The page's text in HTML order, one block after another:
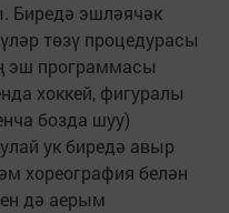
эшләячәк
төзү процедурасы
эш программасы
хоккей, фигуралы
бозда шуу)
ук биредә авыр
хореография белән
дә аерым